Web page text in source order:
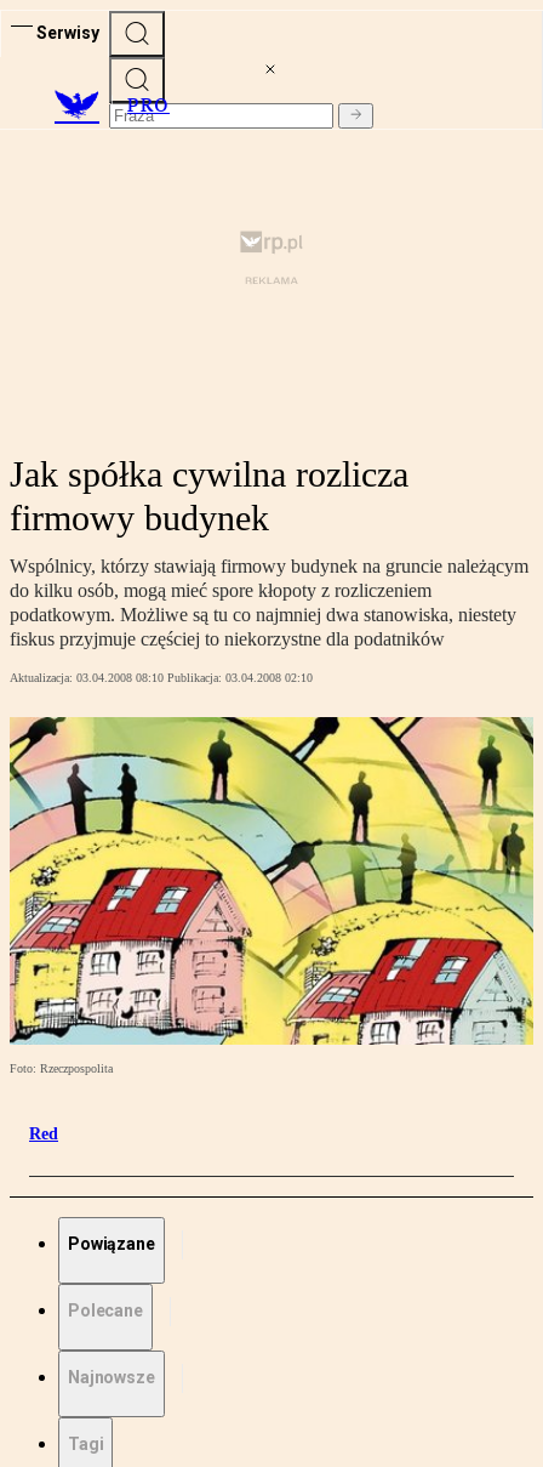
Serwisy
PRO
Jak spółka cywilna rozlicza
firmowy budynek
Wspólnicy, którzy stawiają firmowy budynek na gruncie należącym
do kilku osób, mogą mieć spore kłopoty z rozliczeniem
podatkowym. Możliwe są tu co najmniej dwa stanowiska, niestety
fiskus przyjmuje częściej to niekorzystne dla podatników
Aktualizacja: 03.04.2008 08:10 Publikacja: 03.04.2008 02:10
Foto: Rzeczpospolita
Red
Powiązane
Polecane
Najnowsze
Tagi